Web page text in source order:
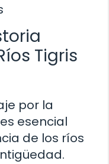
Tigris
por la
esencial
de los ríos